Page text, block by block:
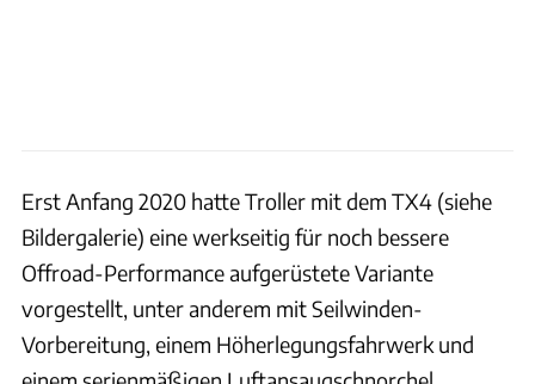
Erst Anfang 2020 hatte Troller mit dem TX4 (siehe
Bildergalerie) eine werkseitig für noch bessere
Offroad-Performance aufgerüstete Variante
vorgestellt, unter anderem mit Seilwinden-
Vorbereitung, einem Höherlegungsfahrwerk und